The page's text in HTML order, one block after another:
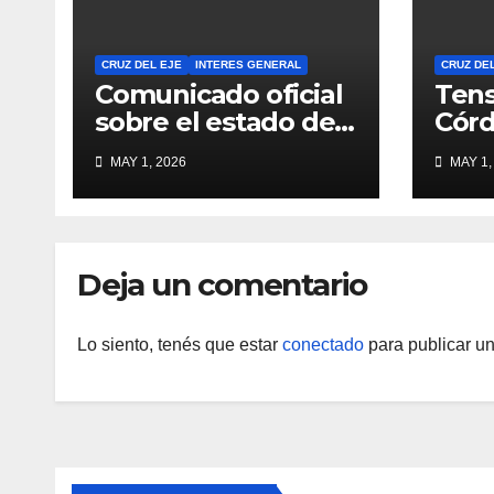
CRUZ DEL EJE INTERES GENERAL
Comunicado oficial
sobre el estado del
servicio 16:30 hs
MAY 1, 2026
CRUZ
tiros
MAY
Deja un comentario
Lo siento, tenés que estar conectado para publicar